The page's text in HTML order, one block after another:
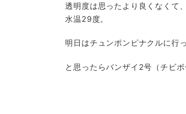
透明度は思ったより良くなくて
水温29度。
明日はチュンポンピナクルに行
と思ったらバンザイ2号（チビ